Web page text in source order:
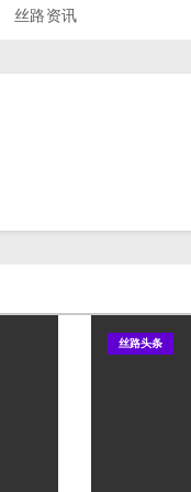
丝路资讯
丝路头条